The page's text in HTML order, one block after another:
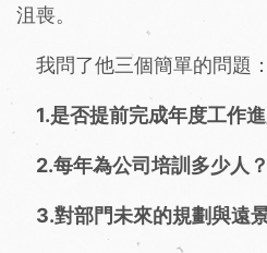
沮喪。
我問了他三個簡單的問題：
1.是否提前完成年度工作
2.每年為公司培訓多少人？
3.對部門未來的規劃與遠